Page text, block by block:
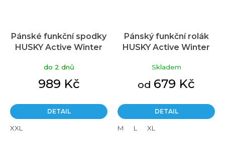
Pánské funkční spodky
HUSKY Active Winter
do 2 dnů
989 Kč
DETAIL
XXL
Pánský funkční rolák
HUSKY Active Winter
Skladem
od 679 Kč
DETAIL
M L XL